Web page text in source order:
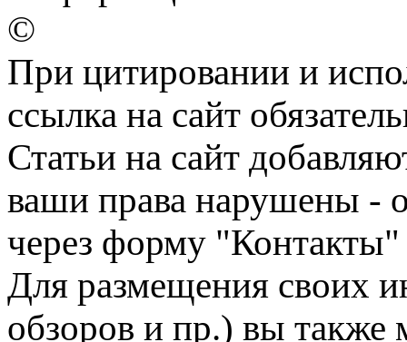
©
При цитировании и
ссылка на сайт
Статьи на сайт
ваши права нарушены -
через форму "Контакты"
Для размещения своих
обзоров и пр.) вы также